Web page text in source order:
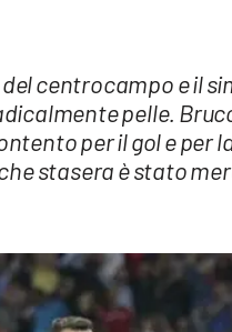
del centrocampo e il
pelle.
per il gol e per
stasera è stato